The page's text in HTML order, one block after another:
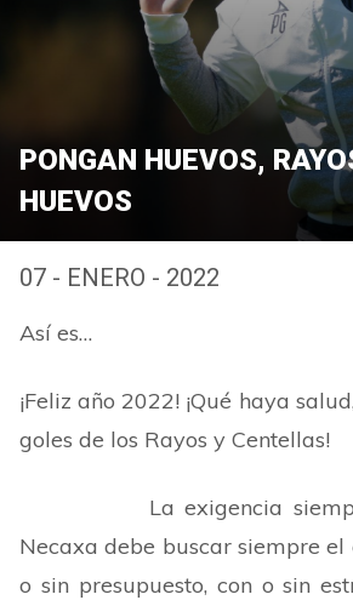
PONGAN HUEVOS,
HUEVOS
07 - ENERO - 2022
Así es…
¡Feliz año 2022! ¡Qué haya
goles de los Rayos y Centellas!
La exigencia siempre
Necaxa debe buscar siempre el
o sin presupuesto, con o sin